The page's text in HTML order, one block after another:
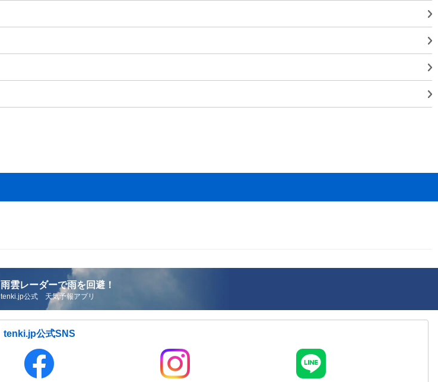
雨雲レーダーで雨を回避！
tenki.jp公式 天気予報アプリ
tenki.jp公式SNS